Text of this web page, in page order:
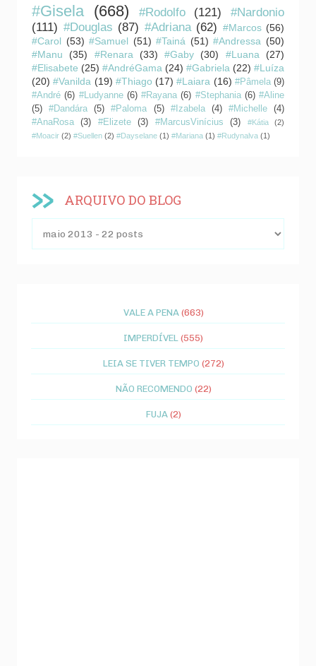
#Gisela (668) #Rodolfo (121)
#Nardonio
(111) #Douglas (87) #Adriana (62) #Marcos (56)
#Carol (53) #Samuel (51) #Tainá (51) #Andressa (50)
#Manu
(35) #Renara (33) #Gaby (30) #Luana
(27)
#Elisabete (25) #AndréGama (24) #Gabriela (22) #Luíza
(20) #Vanilda (19) #Thiago (17) #Laiara (16) #Pâmela (9)
#André (6) #Ludyanne (6) #Rayana (6) #Stephania (6) #Aline
(5)
#Dandára (5) #Paloma (5) #Izabela (4) #Michelle
(4)
#AnaRosa
(3) #Elizete (3) #MarcusVinícius (3) #Kátia
(2)
#Moacir (2) #Suellen (2) #Dayselane (1) #Mariana (1) #Rudynalva (1)
ARQUIVO DO BLOG
VALE A PENA (663)
IMPERDÍVEL (555)
LEIA SE TIVER TEMPO (272)
NÃO RECOMENDO (22)
FUJA (2)